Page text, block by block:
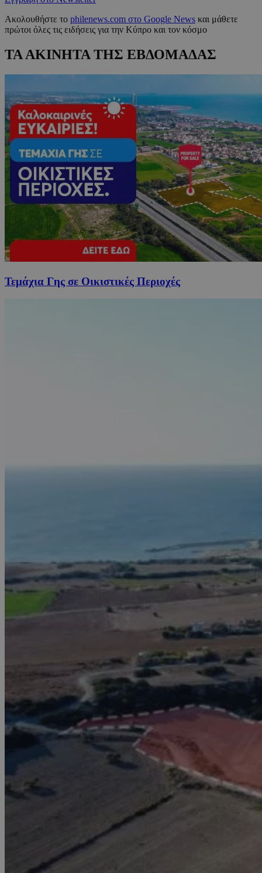
Ακολουθήστε το philenews.com στο Google News και μάθετε
πρώτοι όλες τις ειδήσεις για την Κύπρο και τον κόσμο
ΤΑ ΑΚΙΝΗΤΑ ΤΗΣ ΕΒΔΟΜΑΔΑΣ
Τεμάχια Γης σε Οικιστικές Περιοχές